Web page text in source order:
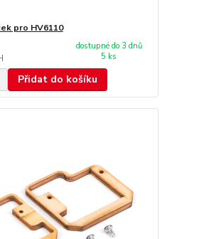
pro HV6110
dostupné do 3 dnů
5 ks
Přidat do košíku